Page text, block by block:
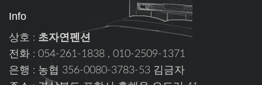
Info
상호 : 초자연펜션
전화 : 054-261-1838 , 010-2509-1371
은행 : 농협 356-0080-3783-53 김금자